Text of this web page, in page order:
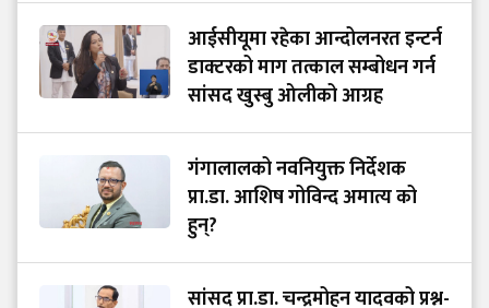
आईसीयूमा रहेका आन्दोलनरत इन्टर्न
डाक्टरको माग तत्काल सम्बोधन गर्न
सांसद खुस्बु ओलीको आग्रह
गंगालालको नवनियुक्त निर्देशक
प्रा.डा. आशिष गोविन्द अमात्य को
हुन्?
सांसद प्रा.डा. चन्द्रमोहन यादवको प्रश्न-